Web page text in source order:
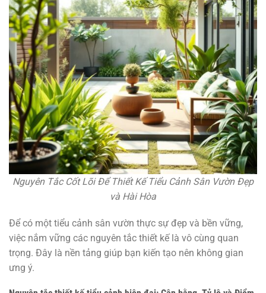
Nguyên Tắc Cốt Lõi Để Thiết Kế Tiểu Cảnh Sân Vườn Đẹp
và Hài Hòa
Để có một tiểu cảnh sân vườn thực sự đẹp và bền vững,
việc nắm vững các nguyên tắc thiết kế là vô cùng quan
trọng. Đây là nền tảng giúp bạn kiến tạo nên không gian
ưng ý.